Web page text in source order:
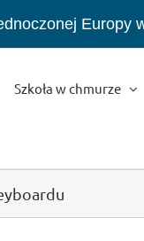
Europy
Szkoła w chmurze